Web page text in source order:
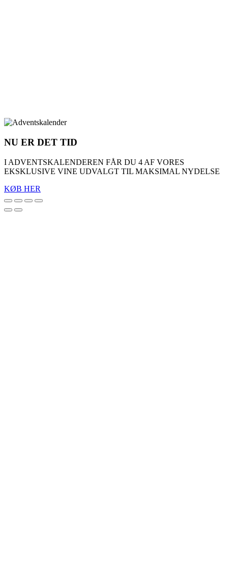
NU ER DET TID
I ADVENTSKALENDEREN FÅR DU 4 AF VORES
EKSKLUSIVE VINE UDVALGT TIL MAKSIMAL NYDELSE
KØB HER